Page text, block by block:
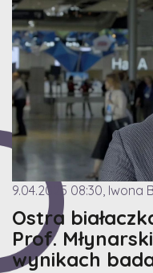
9.04.2025 08:30, Iwona
Ostra
Prof.
wynikach